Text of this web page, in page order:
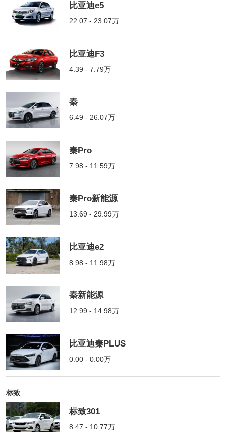
比亚迪e5
22.07 - 23.07万
比亚迪F3
4.39 - 7.79万
秦
6.49 - 26.07万
秦Pro
7.98 - 11.59万
秦Pro新能源
13.69 - 29.99万
比亚迪e2
8.98 - 11.98万
秦新能源
12.99 - 14.98万
比亚迪秦PLUS
0.00 - 0.00万
标致
标致301
8.47 - 10.77万